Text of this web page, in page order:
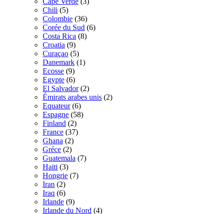
Chili (5)
Colombie (36)
Corée du Sud (6)
Costa Rica (8)
Croatia (9)
Curaçao (5)
Danemark (1)
Ecosse (9)
Egypte (6)
El Salvador (2)
Émirats arabes unis (2)
Equateur (6)
Espagne (58)
Finland (2)
France (37)
Ghana (2)
Gréce (2)
Guatemala (7)
Haiti (3)
Hongrie (7)
Iran (2)
Iraq (6)
Irlande (9)
Irlande du Nord (4)